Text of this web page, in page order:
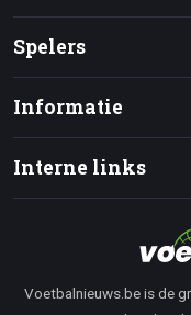
Spelers
Informatie
Interne links
Voetbalnieuws.be is de